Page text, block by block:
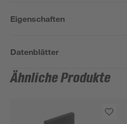
Eigenschaften
Datenblätter
Ähnliche Produkte